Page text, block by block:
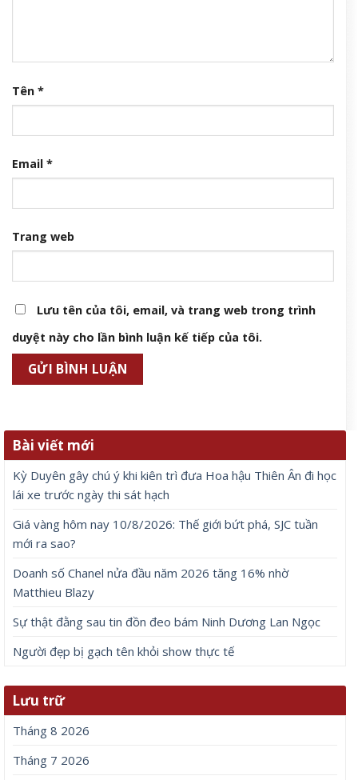
Tên *
Email *
Trang web
Lưu tên của tôi, email, và trang web trong trình
duyệt này cho lần bình luận kế tiếp của tôi.
Bài viết mới
Kỳ Duyên gây chú ý khi kiên trì đưa Hoa hậu Thiên Ân đi học
lái xe trước ngày thi sát hạch
Giá vàng hôm nay 10/8/2026: Thế giới bứt phá, SJC tuần
mới ra sao?
Doanh số Chanel nửa đầu năm 2026 tăng 16% nhờ
Matthieu Blazy
Sự thật đằng sau tin đồn đeo bám Ninh Dương Lan Ngọc
Người đẹp bị gạch tên khỏi show thực tế
Lưu trữ
Tháng 8 2026
Tháng 7 2026